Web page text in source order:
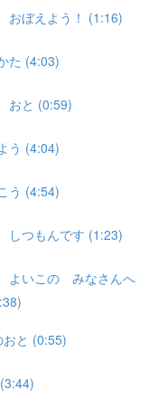
ぼえよう！ (1:16)
た (4:03)
おと (0:59)
う (4:04)
う (4:54)
しつもんです (1:23)
よいこの みなさんへ
と (0:55)